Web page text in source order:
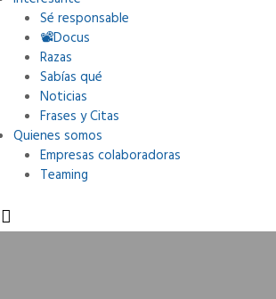
Sé responsable
📽Docus
Razas
Sabías qué
Noticias
Frases y Citas
Quienes somos
Empresas colaboradoras
Teaming